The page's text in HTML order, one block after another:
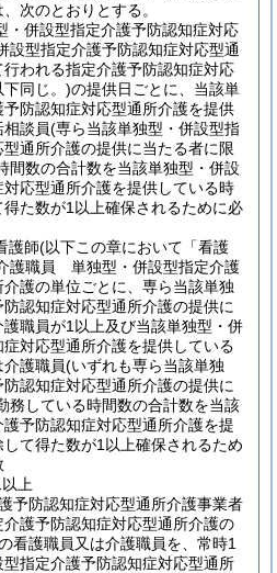
次のとおりとする。
併設型指定介護予防認知症対応
設型指定介護予防認知症対応型通
われる指定介護予防認知症対応
同じ。)の提供日ごとに、当該単
防認知症対応型通所介護を提供
談員(専ら当該単独型・併設型指
通所介護の提供に当たる者に限
間数の合計数を当該単独型・併設
応型通所介護を提供している時
た数が1以上確保されるために必
護師(以下この章において「看護
護職員 単独型・併設型指定介護
護の単位ごとに、専ら当該単独
認知症対応型通所介護の提供に
職員が1以上及び当該単独型・併
対応型通所介護を提供している
護職員(いずれも専ら当該単独
認知症対応型通所介護の提供に
務している時間数の合計数を当該
予防認知症対応型通所介護を提
て得た数が1以上確保されるため
上
予防認知症対応型通所介護事業者
護予防認知症対応型通所介護の
看護職員又は介護職員を、常時1
指定介護予防認知症対応型通所